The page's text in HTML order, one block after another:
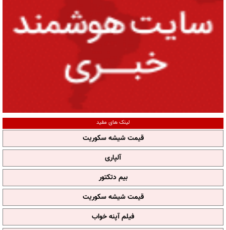
لینک های مفید
قیمت شیشه سکوریت
آلپاری
بیم دتکتور
قیمت شیشه سکوریت
فیلم آپنه خواب